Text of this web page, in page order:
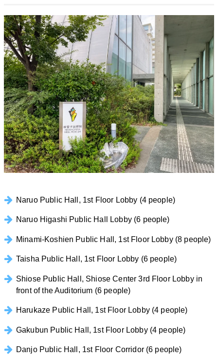
Naruo Public Hall, 1st Floor Lobby (4 people)
Naruo Higashi Public Hall Lobby (6 people)
Minami-Koshien Public Hall, 1st Floor Lobby (8 people)
Taisha Public Hall, 1st Floor Lobby (6 people)
Shiose Public Hall, Shiose Center 3rd Floor Lobby in
front of the Auditorium (6 people)
Harukaze Public Hall, 1st Floor Lobby (4 people)
Gakubun Public Hall, 1st Floor Lobby (4 people)
Danjo Public Hall, 1st Floor Corridor (6 people)